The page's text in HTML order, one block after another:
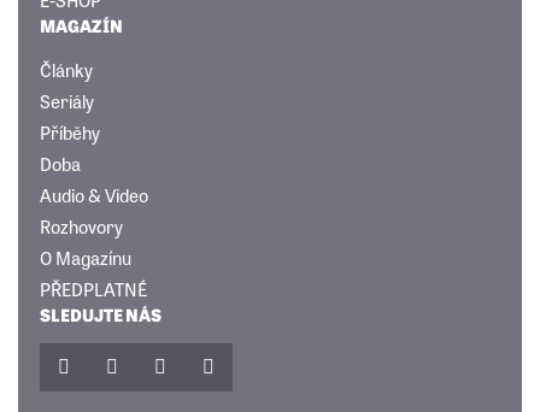
MAGAZÍN
Články
Seriály
Příběhy
Doba
Audio & Video
Rozhovory
O Magazínu
PŘEDPLATNÉ
SLEDUJTE NÁS